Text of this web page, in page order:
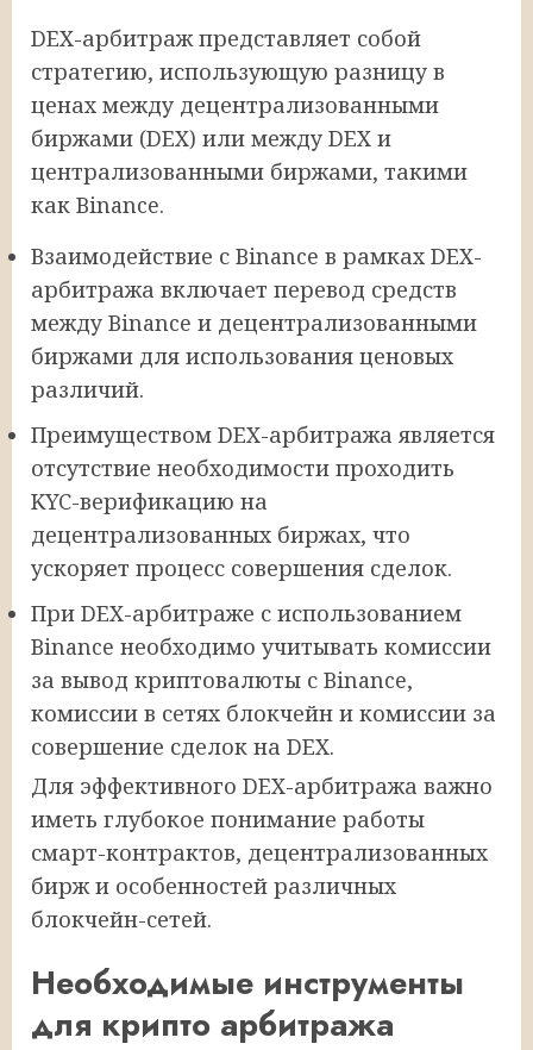
DEX-арбитраж представляет собой
стратегию, использующую разницу в
ценах между децентрализованными
биржами (DEX) или между DEX и
централизованными биржами, такими
как Binance.
Взаимодействие с Binance в рамках DEX-
арбитража включает перевод средств
между Binance и децентрализованными
биржами для использования ценовых
различий.
Преимуществом DEX-арбитража является
отсутствие необходимости проходить
KYC-верификацию на
децентрализованных биржах, что
ускоряет процесс совершения сделок.
При DEX-арбитраже с использованием
Binance необходимо учитывать комиссии
за вывод криптовалюты с Binance,
комиссии в сетях блокчейн и комиссии за
совершение сделок на DEX.
Для эффективного DEX-арбитража важно
иметь глубокое понимание работы
смарт-контрактов, децентрализованных
бирж и особенностей различных
блокчейн-сетей.
Необходимые инструменты
для крипто арбитража